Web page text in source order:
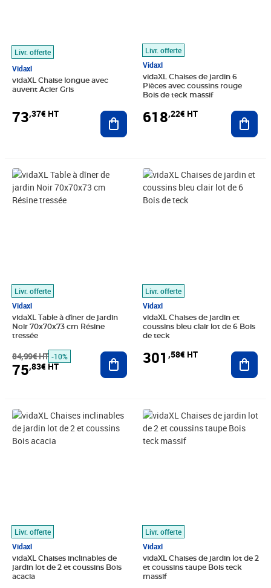
Livr. offerte
Vidaxl
vidaXL Chaise longue avec
auvent Acier Gris
73,37€ HT Ajouter au panier
Livr. offerte
Vidaxl
vidaXL Chaises de jardin 6
Pièces avec coussins rouge
Bois de teck massif
618,22€ HT
Livr. offerte
Vidaxl
vidaXL Table à dîner de jardin
Noir 70x70x73 cm Résine
tressée
84,99€ HT
Prix barré 84,99€ HT
-10%
75,83€ HT
Prix 75,83€ HT
Ajouter au panier
Livr. offerte
Vidaxl
vidaXL Chaises de jardin et
coussins bleu clair lot de 6 Bois
de teck
301 ,58€ HT
Prix 301,58€ HT
Livr. offerte
Vidaxl
vidaXL Chaises inclinables de
jardin lot de 2 et coussins Bois
acacia
Prix 151,58€ HT
Livr. offerte
Vidaxl
vidaXL Chaises de jardin lot de 2
et coussins taupe Bois teck
massif
Prix 211,33€ HT